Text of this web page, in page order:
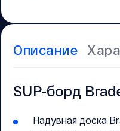
Описание
SUP-борд
Надувная доска